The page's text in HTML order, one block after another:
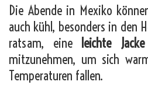
Die Abende in Mexiko
auch kühl, besonders in den
ratsam, eine
leichte Jacke
mitzunehmen, um sich
Temperaturen fallen.